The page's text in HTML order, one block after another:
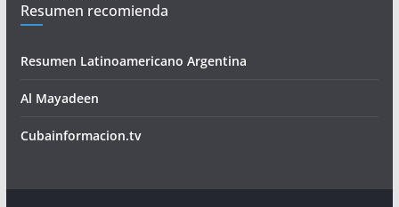
Resumen recomienda
Resumen Latinoamericano Argentina
Al Mayadeen
Cubainformacion.tv